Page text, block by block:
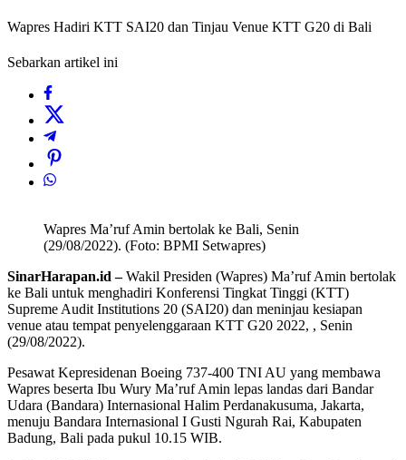
Wapres Hadiri KTT SAI20 dan Tinjau Venue KTT G20 di Bali
Sebarkan artikel ini
Wapres Ma’ruf Amin bertolak ke Bali, Senin
(29/08/2022). (Foto: BPMI Setwapres)
SinarHarapan.id –Wakil Presiden (Wapres) Ma’ruf Amin bertolak
ke Bali untuk menghadiri Konferensi Tingkat Tinggi (KTT)
Supreme Audit Institutions 20 (SAI20) dan meninjau kesiapan
venue atau tempat penyelenggaraan KTT G20 2022, , Senin
(29/08/2022).
Pesawat Kepresidenan Boeing 737-400 TNI AU yang membawa
Wapres beserta Ibu Wury Ma’ruf Amin lepas landas dari Bandar
Udara (Bandara) Internasional Halim Perdanakusuma, Jakarta,
menuju Bandara Internasional I Gusti Ngurah Rai, Kabupaten
Badung, Bali pada pukul 10.15 WIB.